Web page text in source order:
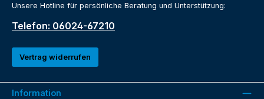
Unsere Hotline für persönliche Beratung und Unterstützung:
Telefon: 06024-67210
Vertrag widerrufen
Information